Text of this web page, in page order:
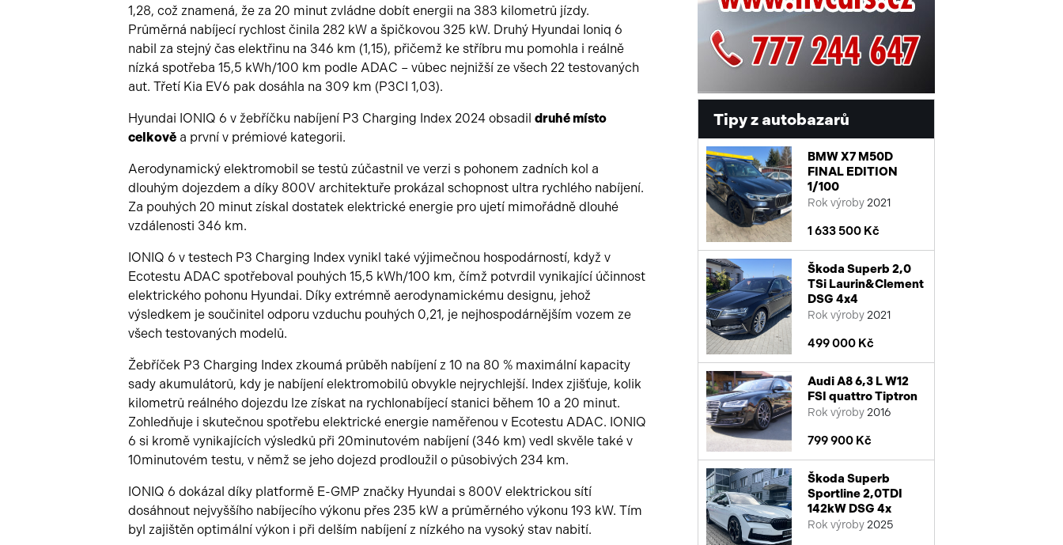
1,28, což znamená, že za 20 minut zvládne dobít energii na 383 kilometrů jízdy.
Průměrná nabíjecí rychlost činila 282 kW a špičkovou 325 kW. Druhý Hyundai Ioniq 6
nabil za stejný čas elektřinu na 346 km (1,15), přičemž ke stříbru mu pomohla i reálně
nízká spotřeba 15,5 kWh/100 km podle ADAC – vůbec nejnižší ze všech 22 testovaných
aut. Třetí Kia EV6 pak dosáhla na 309 km (P3CI 1,03).
Hyundai IONIQ 6 v žebříčku nabíjení P3 Charging Index 2024 obsadil druhé místo
celkově a první v prémiové kategorii.
Aerodynamický elektromobil se testů zúčastnil ve verzi s pohonem zadních kol a
dlouhým dojezdem a díky 800V architektuře prokázal schopnost ultra rychlého nabíjení.
Za pouhých 20 minut získal dostatek elektrické energie pro ujetí mimořádně dlouhé
vzdálenosti 346 km.
IONIQ 6 v testech P3 Charging Index vynikl také výjimečnou hospodárností, když v
Ecotestu ADAC spotřeboval pouhých 15,5 kWh/100 km, čímž potvrdil vynikající účinnost
elektrického pohonu Hyundai. Díky extrémně aerodynamickému designu, jehož
výsledkem je součinitel odporu vzduchu pouhých 0,21, je nejhospodárnějším vozem ze
všech testovaných modelů.
Žebříček P3 Charging Index zkoumá průběh nabíjení z 10 na 80 % maximální kapacity
sady akumulátorů, kdy je nabíjení elektromobilů obvykle nejrychlejší. Index zjišťuje, kolik
kilometrů reálného dojezdu lze získat na rychlonabíjecí stanici během 10 a 20 minut.
Zohledňuje i skutečnou spotřebu elektrické energie naměřenou v Ecotestu ADAC. IONIQ
6 si kromě vynikajících výsledků při 20minutovém nabíjení (346 km) vedl skvěle také v
10minutovém testu, v němž se jeho dojezd prodloužil o působivých 234 km.
IONIQ 6 dokázal díky platformě E-GMP značky Hyundai s 800V elektrickou sítí
dosáhnout nejvyššího nabíjecího výkonu přes 235 kW a průměrného výkonu 193 kW. Tím
byl zajištěn optimální výkon i při delším nabíjení z nízkého na vysoký stav nabití.
Tipy z autobazarů
BMW X7 M50D
FINAL EDITION
1/100
Rok výroby 2021
1 633 500 Kč
Škoda Superb 2,0
TSi Laurin&Clement
DSG 4x4
Rok výroby 2021
499 000 Kč
Audi A8 6,3 L W12
FSI quattro Tiptron
Rok výroby 2016
799 900 Kč
Škoda Superb
Sportline 2,0TDI
142kW DSG 4x
Rok výroby 2025